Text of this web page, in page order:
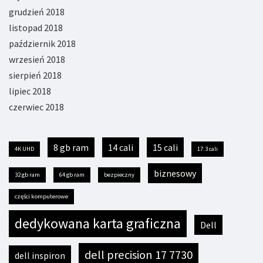
grudzień 2018
listopad 2018
październik 2018
wrzesień 2018
sierpień 2018
lipiec 2018
czerwiec 2018
4K UHD 8 gb ram 14 cali 15 cali 17.3 cali
32 gb ram 64 gb ram bezpieczny biznesowy
części komputerowe
dedykowana karta graficzna Dell
dell inspiron dell precision 17 7730